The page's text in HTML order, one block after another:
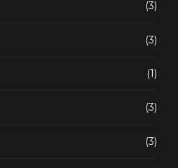
(3)
(3)
(1)
(3)
(3)